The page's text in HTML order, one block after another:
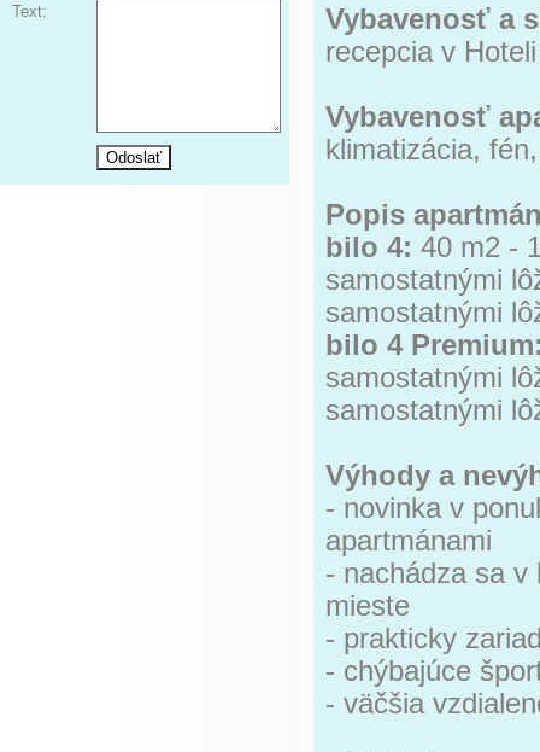
Text:
Vybavenosť a
recepcia v
Vybavenosť
klimatizácia,
Popis
bilo 4: 40 m2 -
samostatnými
samostatnými
bilo 4
samostatnými
samostatnými
Výhody a
- novinka v
apartmánami
- nachádza sa
mieste
- prakticky
- chýbajúce
- väčšia